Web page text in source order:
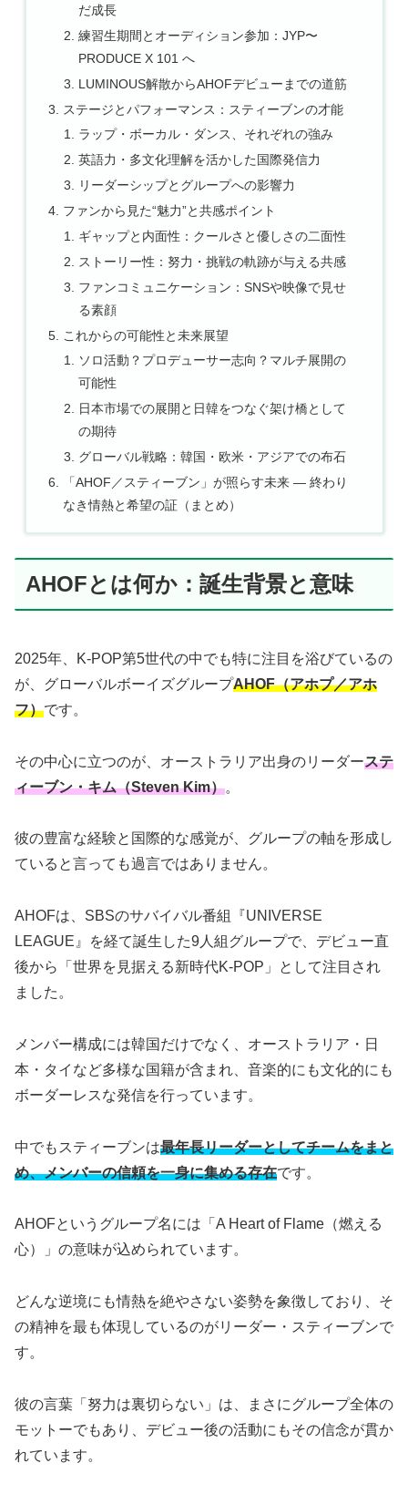
だ成長
練習生期間とオーディション参加：JYP〜
PRODUCE X 101 へ
LUMINOUS解散からAHOFデビューまでの道筋
ステージとパフォーマンス：スティーブンの才能
ラップ・ボーカル・ダンス、それぞれの強み
英語力・多文化理解を活かした国際発信力
リーダーシップとグループへの影響力
ファンから見た“魅力”と共感ポイント
ギャップと内面性：クールさと優しさの二面性
ストーリー性：努力・挑戦の軌跡が与える共感
ファンコミュニケーション：SNSや映像で見せ
る素顔
これからの可能性と未来展望
ソロ活動？プロデューサー志向？マルチ展開の
可能性
日本市場での展開と日韓をつなぐ架け橋として
の期待
グローバル戦略：韓国・欧米・アジアでの布石
「AHOF／スティーブン」が照らす未来 ― 終わり
なき情熱と希望の証（まとめ）
AHOFとは何か：誕生背景と意味
2025年、K-POP第5世代の中でも特に注目を浴びているの
が、グローバルボーイズグループAHOF（アホプ／アホ
フ）です。
その中心に立つのが、オーストラリア出身のリーダーステ
ィーブン・キム（Steven Kim）。
彼の豊富な経験と国際的な感覚が、グループの軸を形成し
ていると言っても過言ではありません。
AHOFは、SBSのサバイバル番組『UNIVERSE
LEAGUE』を経て誕生した9人組グループで、デビュー直
後から「世界を見据える新時代K-POP」として注目され
ました。
メンバー構成には韓国だけでなく、オーストラリア・日
本・タイなど多様な国籍が含まれ、音楽的にも文化的にも
ボーダーレスな発信を行っています。
中でもスティーブンは最年長リーダーとしてチームをまと
め、メンバーの信頼を一身に集める存在です。
AHOFというグループ名には「A Heart of Flame（燃える
心）」の意味が込められています。
どんな逆境にも情熱を絶やさない姿勢を象徴しており、そ
の精神を最も体現しているのがリーダー・スティーブンで
す。
彼の言葉「努力は裏切らない」は、まさにグループ全体の
モットーでもあり、デビュー後の活動にもその信念が貫か
れています。